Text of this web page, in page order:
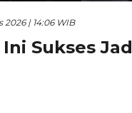
2026 | 14:06 WIB
Sukses